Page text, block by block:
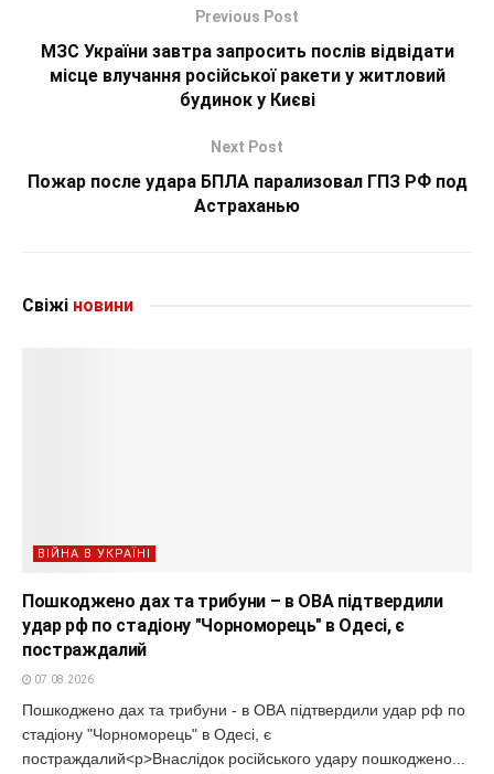
Previous Post
МЗС України завтра запросить послів відвідати
місце влучання російської ракети у житловий
будинок у Києві
Next Post
Пожар после удара БПЛА парализовал ГПЗ РФ под
Астраханью
Свіжі новини
ВІЙНА В УКРАЇНІ
Пошкоджено дах та трибуни – в ОВА підтвердили
удар рф по стадіону "Чорноморець" в Одесі, є
постраждалий
07.08.2026
Пошкоджено дах та трибуни - в ОВА підтвердили удар рф по
стадіону "Чорноморець" в Одесі, є
постраждалий<p>Внаслідок російського удару пошкоджено...